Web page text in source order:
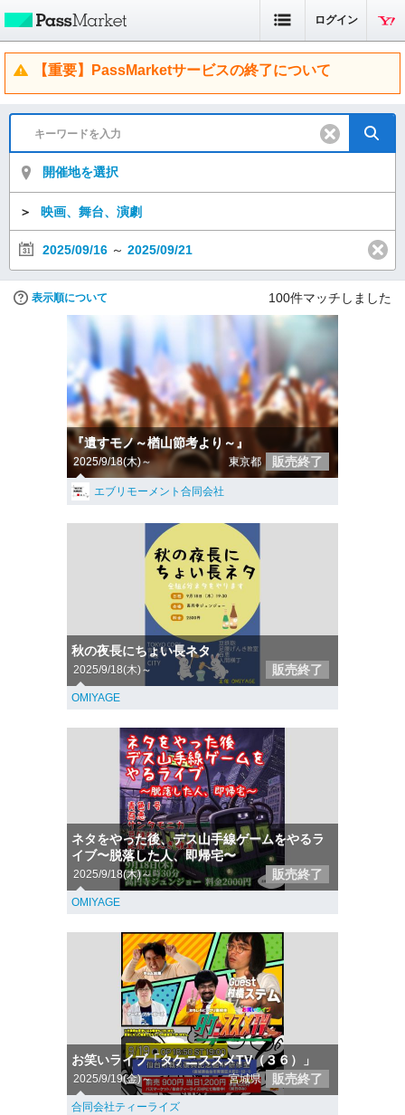
ログイン
【重要】PassMarketサービスの終了について
開催地を選択
＞ 映画、舞台、演劇
2025/09/16 ～ 2025/09/21
表示順について 100件マッチしました
『遺すモノ～楢山節考より～』
2025/9/18(木)～ 東京都 販売終了
エブリモーメント合同会社
秋の夜長にちょい長ネタ
2025/9/18(木)～ 販売終了
OMIYAGE
ネタをやった後、デス山手線ゲームをやるラ
イブ〜脱落した人、即帰宅〜
2025/9/18(木)～ 販売終了
OMIYAGE
お笑いライブ「タケニスズメTV（３６）」
2025/9/19(金)～ 宮城県 販売終了
合同会社ティーライズ